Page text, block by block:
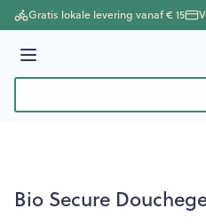
Ga naar de inhoud
Gratis lokale levering vanaf € 15
Menu
Bio Secure